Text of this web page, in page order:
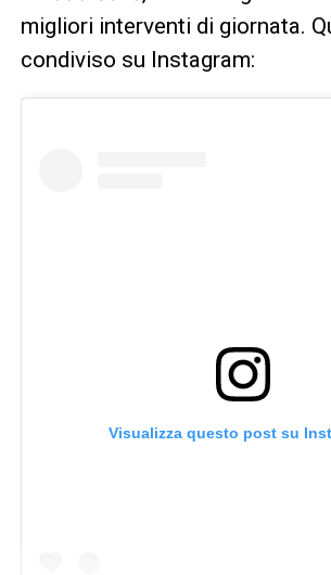
migliori interventi di giornata.
condiviso su Instagram:
Visualizza questo post su